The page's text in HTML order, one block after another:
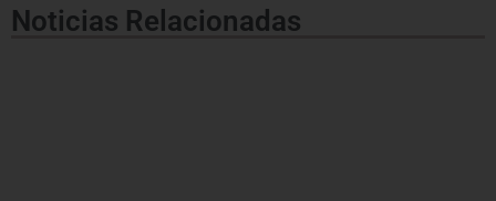
Noticias Relacionadas